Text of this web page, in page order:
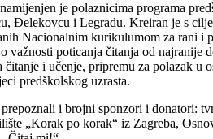
je polaznicima programa
Đelekovcu i Legradu. Kreiran je s
Nacionalnim kurikulumom za rani
važnosti poticanja čitanja od
i učenje, pripremu za polazak
predškolskog uzrasta.
i brojni sponzori i
„Korak po korak“ iz Zagreba,